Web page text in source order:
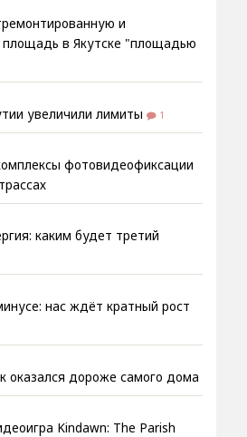
и
в Якутске "площадью
увеличили лимиты 1
фотовидеофиксации
каким будет третий
нас ждёт кратный рост
оказался дороже самого дома
Kindawn: The Parish